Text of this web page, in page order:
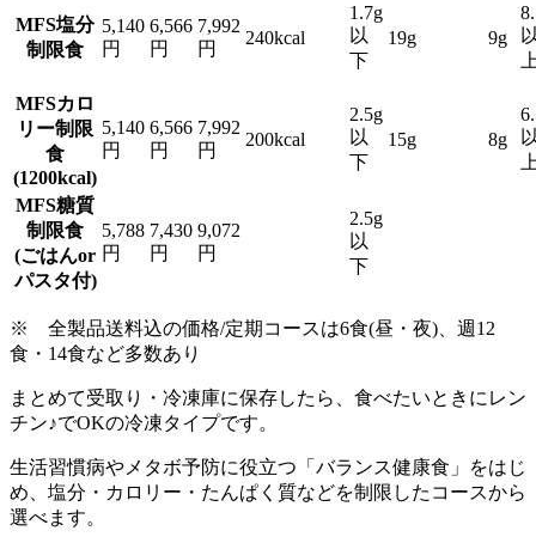
MFS塩分
制限食
5,140
円
6,566
円
7,992
円
240kcal
1.7g
以
下
19g 9g
MFSカロ
リー制限
食
(1200kcal)
5,140
円
6,566
円
7,992
円
200kcal
2.5g
以
下
15g 8g
MFS糖質
制限食
(ごはんor
パスタ付)
5,788
円
7,430
円
9,072
円
2.5g
以
下
※ 全製品送料込の価格/定期コースは6食(昼・夜)、週12
食・14食など多数あり
まとめて受取り・冷凍庫に保存したら、食べたいときにレン
チン♪でOKの冷凍タイプです。
生活習慣病やメタボ予防に役立つ「バランス健康食」をはじ
め、塩分・カロリー・たんぱく質などを制限したコースから
選べます。